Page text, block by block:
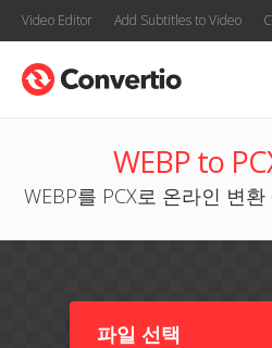
Video Editor Add Subtitles to Video
WEBP to
WEBP를 PCX로 온라인 변
파일 선택